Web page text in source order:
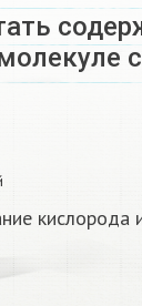
кислорода